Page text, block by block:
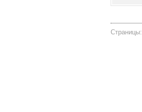
Страницы: